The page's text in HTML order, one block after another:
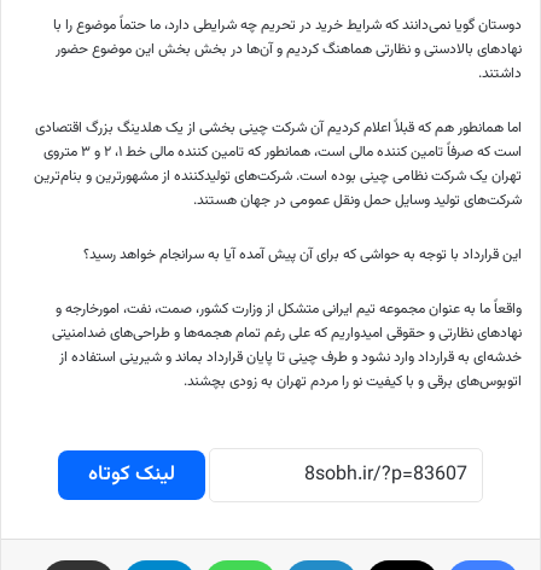
دوستان گویا نمی‌دانند که شرایط خرید در تحریم چه شرایطی دارد، ما حتماً موضوع را با
نهاد‌های بالادستی و نظارتی هماهنگ کردیم و آن‌ها در بخش بخش این موضوع حضور
داشتند.
اما همانطور هم که قبلاً اعلام کردیم آن شرکت چینی بخشی از یک هلدینگ بزرگ اقتصادی
است که صرفاً تامین کننده مالی است، همانطور که تامین کننده مالی خط ۱، ۲ و ۳ متروی
تهران یک شرکت نظامی چینی بوده است. شرکت‌های تولیدکننده از مشهورترین و بنام‌ترین
شرکت‌های تولید وسایل حمل ونقل عمومی در جهان هستند.
این قرارداد با توجه به حواشی که برای آن پیش آمده آیا به سرانجام خواهد رسید؟
واقعاً ما به عنوان مجموعه تیم ایرانی متشکل از وزارت کشور، صمت، نفت، امورخارجه و
نهاد‌های نظارتی و حقوقی امیدواریم که علی رغم تمام هجمه‌ها و طراحی‌های ضدامنیتی
خدشه‌ای به قرارداد وارد نشود و طرف چینی تا پایان قرارداد بماند و شیرینی استفاده از
اتوبوس‌های برقی و با کیفیت نو را مردم تهران به زودی بچشند.
لینک کوتاه